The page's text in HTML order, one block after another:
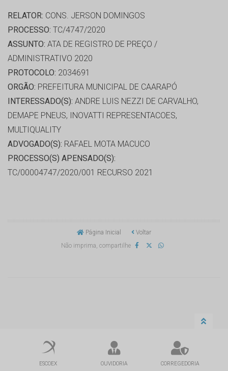
RELATOR: CONS. JERSON DOMINGOS
PROCESSO: TC/4747/2020
ASSUNTO: ATA DE REGISTRO DE PREÇO /
ADMINISTRATIVO 2020
PROTOCOLO: 2034691
ORGÃO: PREFEITURA MUNICIPAL DE CAARAPÓ
INTERESSADO(S): ANDRE LUIS NEZZI DE CARVALHO,
DEMAPE PNEUS, INOVATTI REPRESENTACOES,
MULTIQUALITY
ADVOGADO(S): RAFAEL MOTA MACUCO
PROCESSO(S) APENSADO(S):
TC/00004747/2020/001 RECURSO 2021
Página Inicial
Voltar
Não imprima, compartilhe
ESCOEX OUVIDORIA CORREGEDORIA